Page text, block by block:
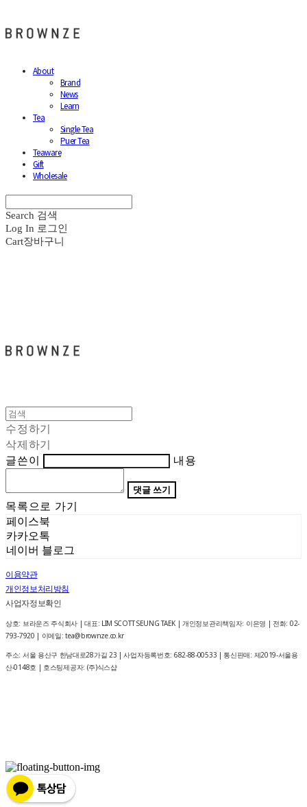
About
Brand
News
Learn
Tea
Single Tea
Puer Tea
Teaware
Gift
Wholesale
Search 검색
Log In 로그인
Cart장바구니
수정하기
삭제하기
글쓴이
내용
댓글 쓰기
목록으로 가기
페이스북
카카오톡
네이버 블로그
이용약관
개인정보처리방침
사업자정보확인
상호: 브라운즈 주식회사 | 대표: LIM SCOTT SEUNG TAEK | 개인정보관리책임자: 이은영 | 전화: 02-
793-7920 | 이메일: tea@brownze.co.kr
주소: 서울 용산구 한남대로28가길 23 | 사업자등록번호: 682-88-00533 | 통신판매: 제2019-서울용
산-0148호 | 호스팅제공자: (주)식스샵